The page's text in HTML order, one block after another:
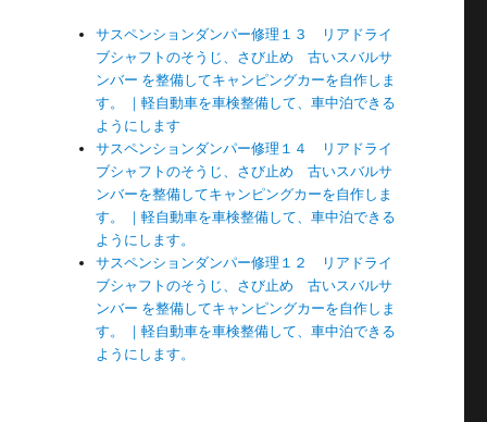
サスペンションダンパー修理１３ リアドライ
ブシャフトのそうじ、さび止め 古いスバルサ
ンバー を整備してキャンピングカーを自作しま
す。 ｜軽自動車を車検整備して、車中泊できる
ようにします
サスペンションダンパー修理１４ リアドライ
ブシャフトのそうじ、さび止め 古いスバルサ
ンバーを整備してキャンピングカーを自作しま
す。 ｜軽自動車を車検整備して、車中泊できる
ようにします。
サスペンションダンパー修理１２ リアドライ
ブシャフトのそうじ、さび止め 古いスバルサ
ンバー を整備してキャンピングカーを自作しま
す。 ｜軽自動車を車検整備して、車中泊できる
ようにします。